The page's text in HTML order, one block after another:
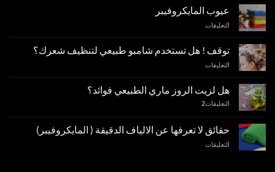
عيوب المايكروفيبر
التعليقاتعلى
المايكروفيبر
مغلقة
توقف ! هل تستخدم شامبو طبيعي لتنظيف شعرك؟
التعليقاتعلى
هل
تستخدم
طبيعي
لتنظيف
شعرك؟
هل لزيت الروز ماري الطبيعي فوائد؟
التعليقات2
حقائق لا تعرفها عن الالياف الدقيقة ( المايكروفيبر)
التعليقاتعلى